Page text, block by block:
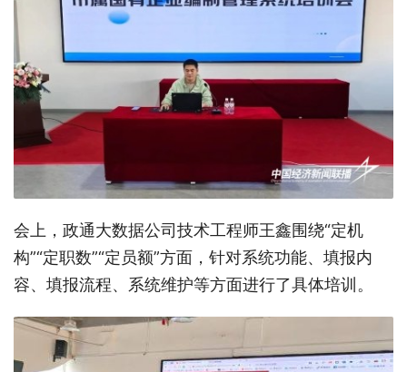
会上，政通大数据公司技术工程师王鑫围绕“定机
构”“定职数”“定员额”方面，针对系统功能、填报内
容、填报流程、系统维护等方面进行了具体培训。